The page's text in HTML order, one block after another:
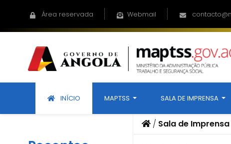
Área reservada Webmail
INÍCIO MAPTSS SALA DE IMPRENSA
/ Sala de Imprensa